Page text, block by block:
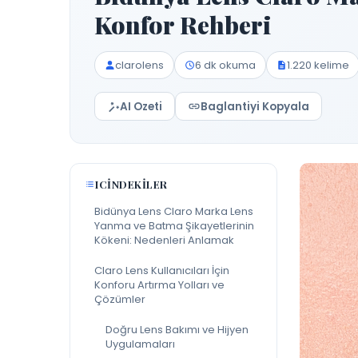
Konfor Rehberi
clarolens 6 dk okuma 1.220 kelime
AI Ozeti Baglantiyi Kopyala
ICINDEKILER
Bidünya Lens Claro Marka Lens
Yanma ve Batma Şikayetlerinin
Kökeni: Nedenleri Anlamak
Claro Lens Kullanıcıları İçin
Konforu Artırma Yolları ve
Çözümler
Doğru Lens Bakımı ve Hijyen
Uygulamaları